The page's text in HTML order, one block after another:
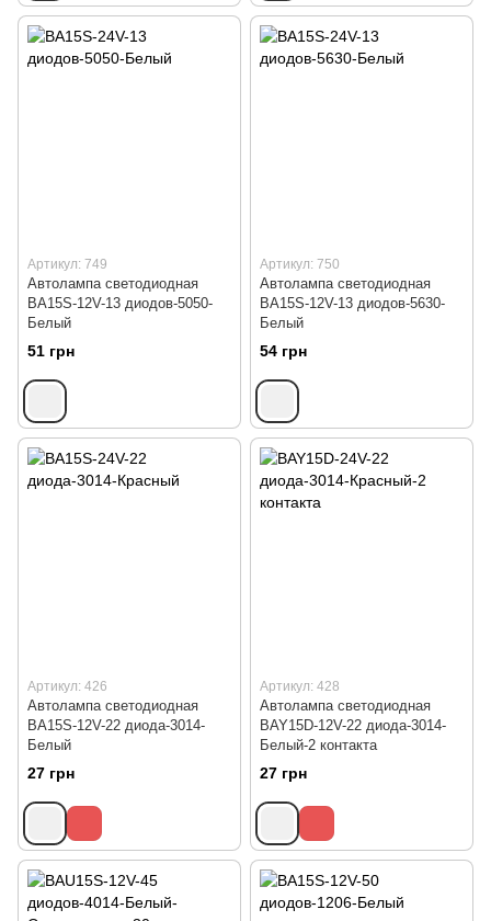
Артикул: 749
Автолампа светодиодная
BA15S-12V-13 диодов-5050-
Белый
51 грн
Артикул: 750
Автолампа светодиодная
BA15S-12V-13 диодов-5630-
Белый
54 грн
Артикул: 426
Автолампа светодиодная
BA15S-12V-22 диода-3014-
Белый
27 грн
Артикул: 428
Автолампа светодиодная
BAY15D-12V-22 диода-3014-
Белый-2 контакта
27 грн